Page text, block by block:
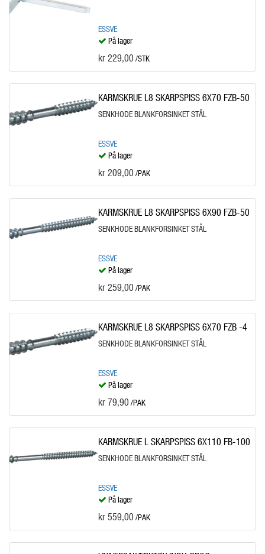
ESSVE
På lager
kr 229,00 /STK
KARMSKRUE L8 SKARPSPISS 6X70 FZB-50
SENKHODE BLANKFORSINKET STÅL
ESSVE
På lager
kr 209,00 /PAK
KARMSKRUE L8 SKARPSPISS 6X90 FZB-50
SENKHODE BLANKFORSINKET STÅL
ESSVE
På lager
kr 259,00 /PAK
KARMSKRUE L8 SKARPSPISS 6X70 FZB -4
SENKHODE BLANKFORSINKET STÅL
ESSVE
På lager
kr 79,90 /PAK
KARMSKRUE L SKARPSPISS 6X110 FB-100
SENKHODE BLANKFORSINKET STÅL
ESSVE
På lager
kr 559,00 /PAK